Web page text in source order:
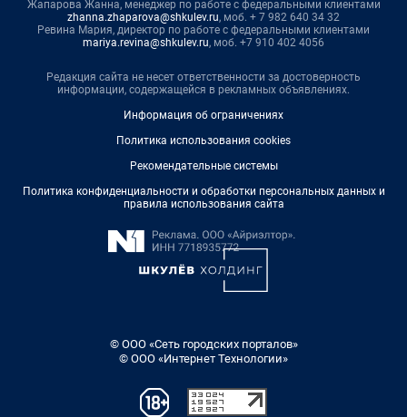
Жапарова Жанна, менеджер по работе с федеральными клиентами
zhanna.zhaparova@shkulev.ru, моб. + 7 982 640 34 32
Ревина Мария, директор по работе с федеральными клиентами
mariya.revina@shkulev.ru, моб. +7 910 402 4056
Редакция сайта не несет ответственности за достоверность
информации, содержащейся в рекламных объявлениях.
Информация об ограничениях
Политика использования cookies
Рекомендательные системы
Политика конфиденциальности и обработки персональных данных и
правила использования сайта
© ООО «Сеть городских порталов»
© ООО «Интернет Технологии»